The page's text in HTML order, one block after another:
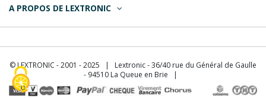
A PROPOS DE LEXTRONIC
© LEXTRONIC - 2001 - 2025 | Lextronic - 36/40 rue du Général de Gaulle
- 94510 La Queue en Brie |